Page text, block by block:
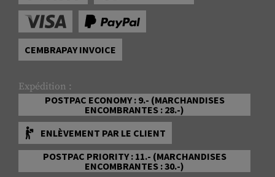
CEMBRAPAY INVOICE
Expédition :
POSTPAC ECONOMY : 9.- (MARCHANDISES
ENCOMBRANTES : 28.-)
ENLÈVEMENT PAR LE CLIENT
POSTPAC PRIORITY : 11.- (MARCHANDISES
ENCOMBRANTES : 30.-)